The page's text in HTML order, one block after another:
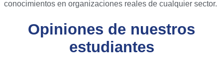
conocimientos en organizaciones reales de cualquier sector.
Opiniones de nuestros
estudiantes